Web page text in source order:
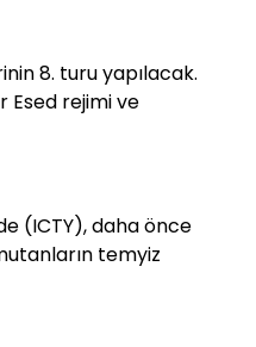
8. turu yapılacak.
Esed rejimi ve
(ICTY), daha önce
temyiz